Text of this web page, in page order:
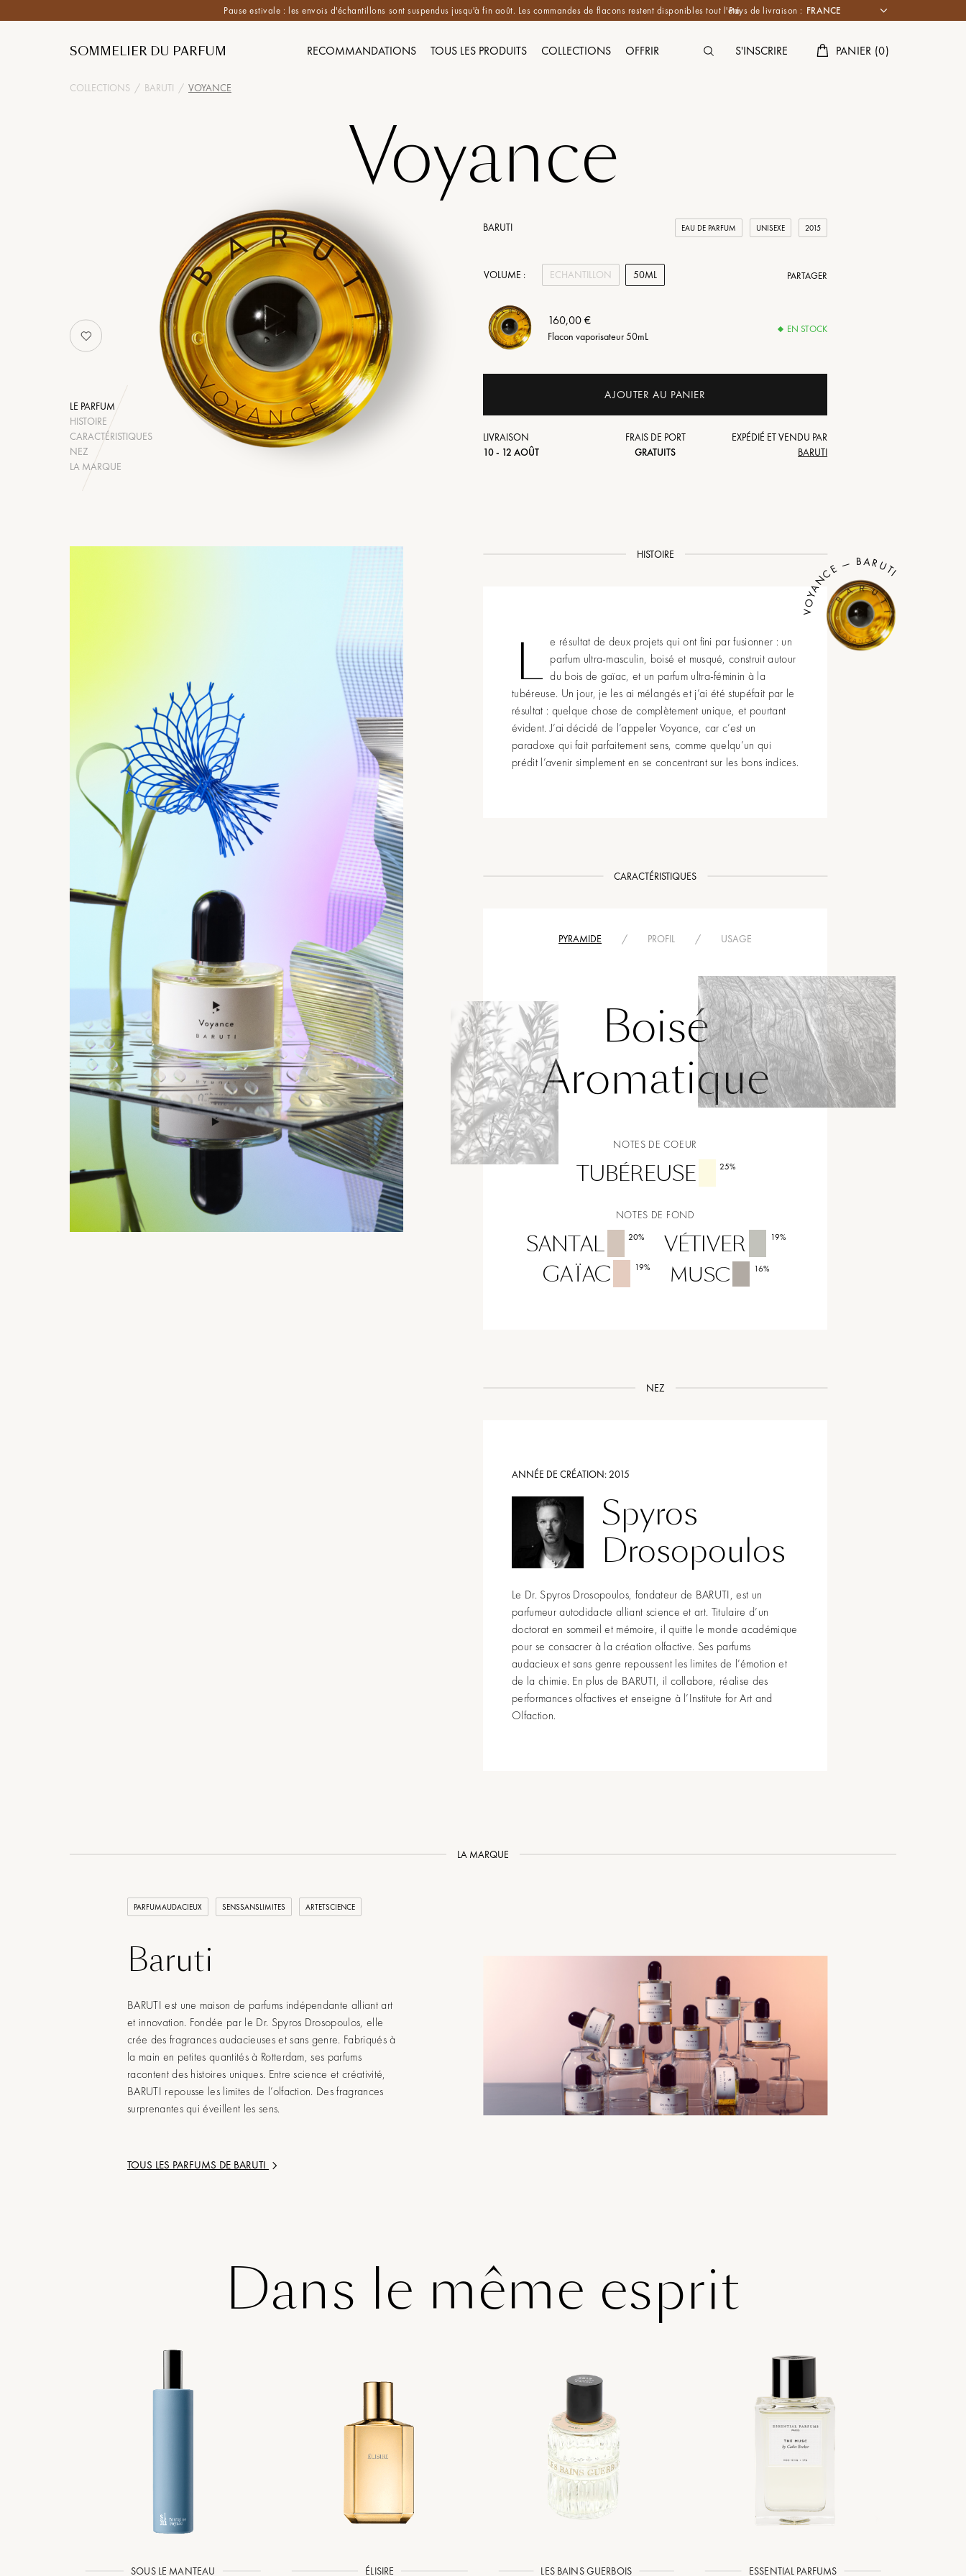
Pause estivale : les envois d'échantillons sont suspendus jusqu'à fin août. Les commandes de flacons restent disponibles tout l'été.Pays de livraison :
SOMMELIER DU PARFUM RECOMMANDATIONS TOUS LES PRODUITS COLLECTIONS OFFRIR S'INSCRIRE PANIER (0)
COLLECTIONS / BARUTI / VOYANCE
Voyance
LE PARFUM
HISTOIRE
CARACTÉRISTIQUES
NEZ
LA MARQUE
BARUTI EAU DE PARFUM UNISEXE 2015
VOLUME : ECHANTILLON 50ML PARTAGER
160,00 €
Flacon vaporisateur 50mL
EN STOCK
AJOUTER AU PANIER
LIVRAISON
10 - 12 AOÛT
FRAIS DE PORT
GRATUITS
EXPÉDIÉ ET VENDU PAR
BARUTI
HISTOIRE
L e résultat de deux projets qui ont fini par fusionner : un
parfum ultra-masculin, boisé et musqué, construit autour
du bois de gaïac, et un parfum ultra-féminin à la
tubéreuse. Un jour, je les ai mélangés et j’ai été stupéfait par le
résultat : quelque chose de complètement unique, et pourtant
évident. J’ai décidé de l’appeler Voyance, car c’est un
paradoxe qui fait parfaitement sens, comme quelqu’un qui
prédit l’avenir simplement en se concentrant sur les bons indices.
VOYANCE — BARUTI
CARACTÉRISTIQUES
PYRAMIDE / PROFIL / USAGE
Boisé
Aromatique
NOTES DE COEUR
TUBÉREUSE 25%
NOTES DE FOND
SANTAL 20% VÉTIVER 19%
GAÏAC 19% MUSC 16%
NEZ
ANNÉE DE CRÉATION: 2015
Spyros
Drosopoulos
Le Dr. Spyros Drosopoulos, fondateur de BARUTI, est un
parfumeur autodidacte alliant science et art. Titulaire d’un
doctorat en sommeil et mémoire, il quitte le monde académique
pour se consacrer à la création olfactive. Ses parfums
audacieux et sans genre repoussent les limites de l’émotion et
de la chimie. En plus de BARUTI, il collabore, réalise des
performances olfactives et enseigne à l’Institute for Art and
Olfaction.
LA MARQUE
PARFUMAUDACIEUX SENSSANSLIMITES ARTETSCIENCE
Baruti
BARUTI est une maison de parfums indépendante alliant art
et innovation. Fondée par le Dr. Spyros Drosopoulos, elle
crée des fragrances audacieuses et sans genre. Fabriqués à
la main en petites quantités à Rotterdam, ses parfums
racontent des histoires uniques. Entre science et créativité,
BARUTI repousse les limites de l’olfaction. Des fragrances
surprenantes qui éveillent les sens.
TOUS LES PARFUMS DE BARUTI
Dans le même esprit
SOUS LE MANTEAU ÉLISIRE LES BAINS GUERBOIS ESSENTIAL PARFUMS